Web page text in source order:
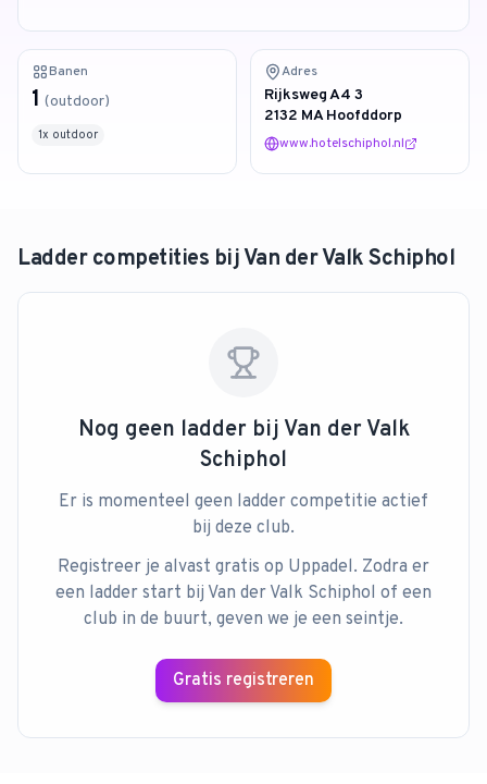
van 128 reviews
Banen
1 (outdoor)
1x outdoor
Adres
Rijksweg A4 3
2132 MA Hoofddorp
www.hotelschiphol.nl
Ladder competities bijVan der Valk Schiphol
Nog geen ladder bij Van der Valk
Schiphol
Er is momenteel geen ladder competitie actief
bij deze club.
Registreer je alvast gratis op Uppadel. Zodra er
een ladder start bij Van der Valk Schiphol of een
club in de buurt, geven we je een seintje.
Gratis registreren